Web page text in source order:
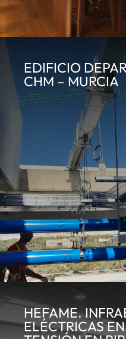
EDIFICIO
CHM – MURCIA
HEFAME.
ELÉCTRICAS